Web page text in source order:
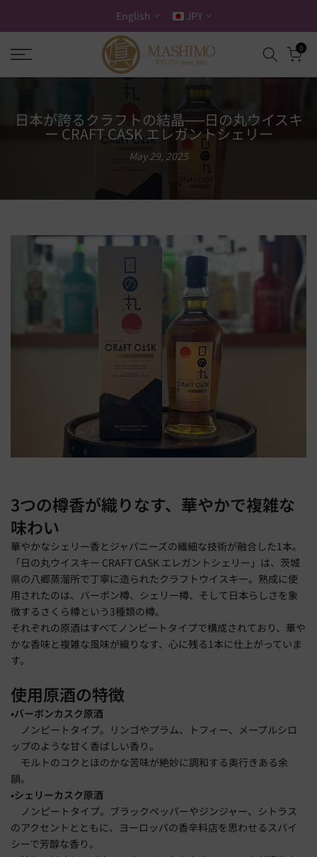
to
content
English JPY
0
日本が誇るクラフトの結晶──日の丸ウイスキ
ー CRAFT CASK エレガントシェリー
May 29, 2025
3つの樽香が織りなす、華やかで複雑な
味わい
華やかなシェリー香とジャパニーズの繊細な技術が融合した1本。
「日の丸ウイスキー CRAFT CASK エレガントシェリー」は、茨城
県の八郷蒸溜所で丁寧に造られたクラフトウイスキー。熟成に使
用されたのは、バーボン樽、シェリー樽、そして日本らしさを象
徴するさくら樽という3種類の樽。
それぞれの原酒はすべてノンピートタイプで構成されており、華や
かな香味と複雑な風味が織りなす、心に残る1本に仕上がっていま
す。
使用原酒の特徴
•バーボンカスク原酒
ノンピートタイプ。リンゴやプラム、トフィー、メープルシロ
ップのような甘く香ばしい香り。
モルトのコクとほのかな苦味が絶妙に調和する奥行きある余
韻。
•シェリーカスク原酒
ノンピートタイプ。ブラックペッパーやジンジャー、シトラス
のアクセントとともに、ヨーロッパの香辛料店を思わせるスパイ
シーで芳醇な香り。